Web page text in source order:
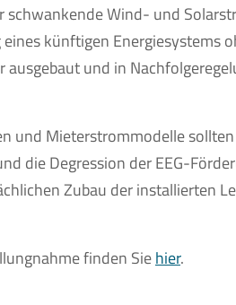
schwankende Wind- und
künftigen Energiesystems
ausgebaut und in
und Mieterstrommodelle
die Degression der EEG-
Zubau der installierten
finden Siehier.